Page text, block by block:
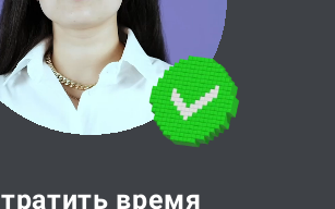
тратить время